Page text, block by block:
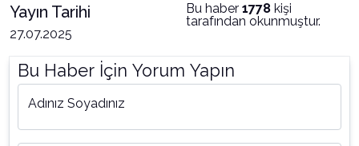
Yayın Tarihi
27.07.2025
Bu haber 1778 kişi
tarafından okunmuştur.
Bu Haber İçin Yorum Yapın
Adınız Soyadınız